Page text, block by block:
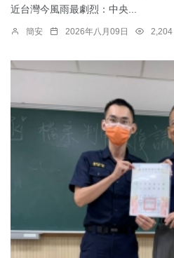
近台灣今風雨最劇烈：中央...
簡安 2026年八月09日